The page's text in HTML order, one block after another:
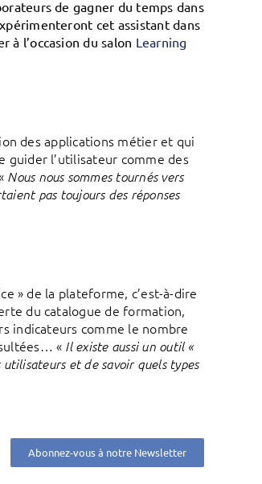
de gagner du temps dans
cet assistant dans
l’occasion du salon Learning
des applications métier et qui
l’utilisateur comme des
Nous nous sommes tournés vers
pas toujours des réponses
» de la plateforme, c’est-à-dire
du catalogue de formation,
indicateurs comme le nombre
« Il existe aussi un outil «
et de savoir quels types
Abonnez-vous à notre Newsletter